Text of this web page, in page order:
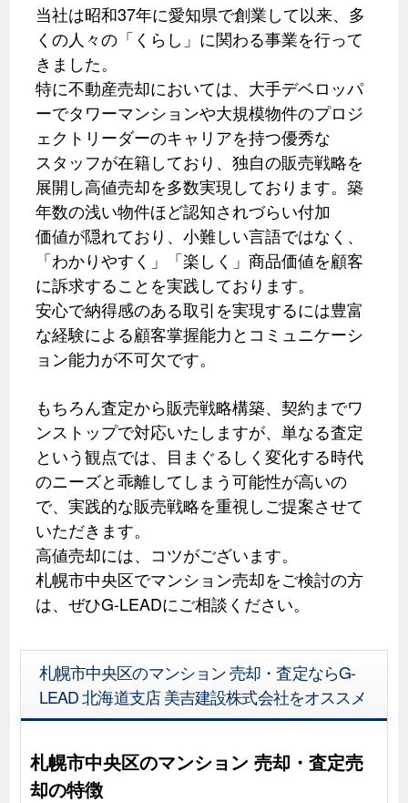
当社は昭和37年に愛知県で創業して以来、多
くの人々の「くらし」に関わる事業を行って
きました。
特に不動産売却においては、大手デベロッパ
ーでタワーマンションや大規模物件のプロジ
ェクトリーダーのキャリアを持つ優秀な
スタッフが在籍しており、独自の販売戦略を
展開し高値売却を多数実現しております。築
年数の浅い物件ほど認知されづらい付加
価値が隠れており、小難しい言語ではなく、
「わかりやすく」「楽しく」商品価値を顧客
に訴求することを実践しております。
安心で納得感のある取引を実現するには豊富
な経験による顧客掌握能力とコミュニケーシ
ョン能力が不可欠です。
もちろん査定から販売戦略構築、契約までワ
ンストップで対応いたしますが、単なる査定
という観点では、目まぐるしく変化する時代
のニーズと乖離してしまう可能性が高いの
で、実践的な販売戦略を重視しご提案させて
いただきます。
高値売却には、コツがございます。
札幌市中央区でマンション売却をご検討の方
は、ぜひG-LEADにご相談ください。
札幌市中央区のマンション 売却・査定ならG-
LEAD 北海道支店 美吉建設株式会社をオススメ
札幌市中央区のマンション 売却・査定売
却の特徴